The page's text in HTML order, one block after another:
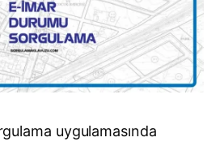
uygulamasında